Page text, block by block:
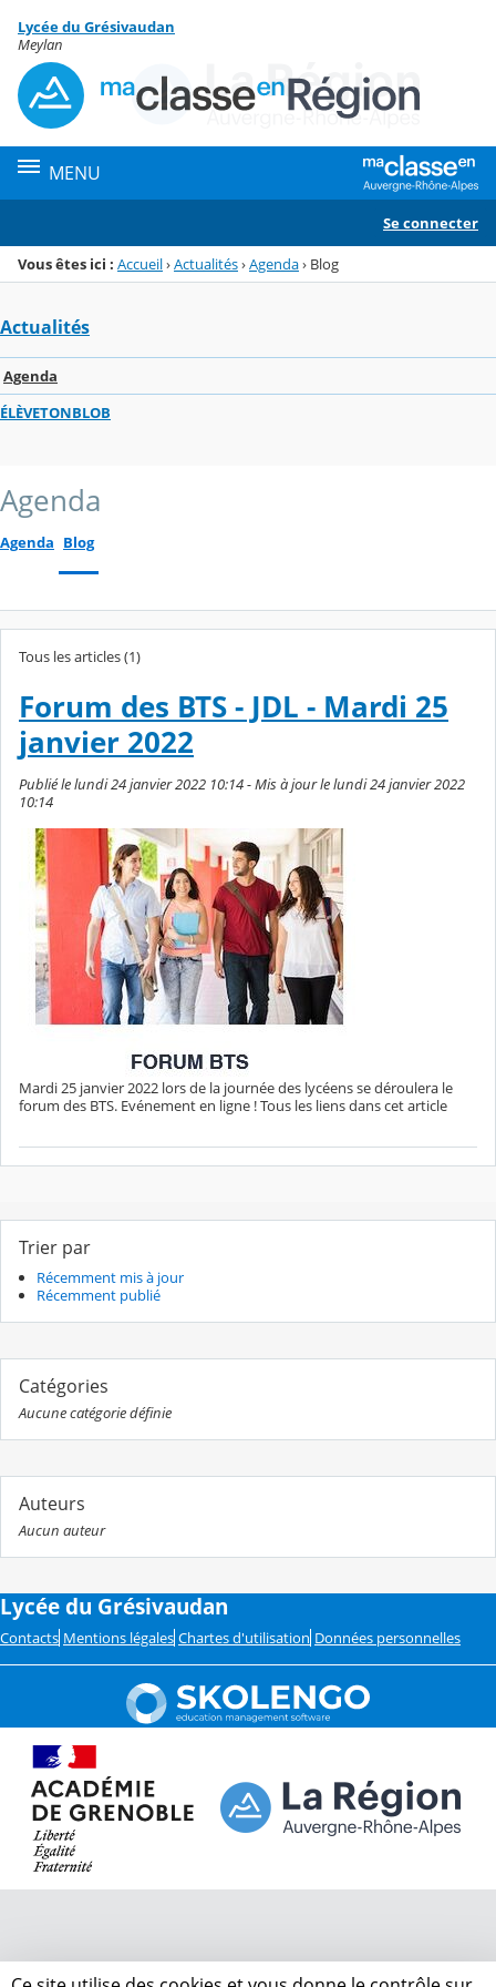
Menu de la rubrique
Contenu
Lycée du Grésivaudan
Meylan
MENU
Se connecter
Vous êtes ici : Accueil›Actualités›Agenda› Blog
Actualités
Agenda
ÉLÈVETONBLOB
Agenda
Agenda Blog
Tous les articles (1)
Forum des BTS - JDL - Mardi 25
janvier 2022
Publié le lundi 24 janvier 2022 10:14 - Mis à jour le lundi 24 janvier 2022
10:14
Mardi 25 janvier 2022 lors de la journée des lycéens se déroulera le
forum des BTS. Evénement en ligne ! Tous les liens dans cet article
Trier par
Récemment mis à jour
Récemment publié
Catégories
Aucune catégorie définie
Auteurs
Aucun auteur
Lycée du Grésivaudan
Contacts Mentions légales Chartes d'utilisation Données personnelles